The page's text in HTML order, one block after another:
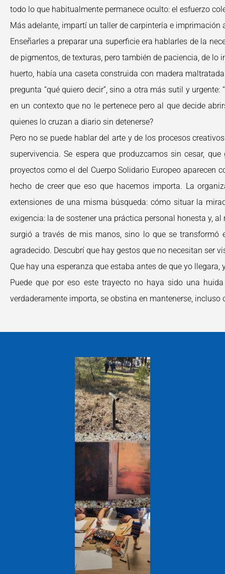
todo lo que habitualmente permanece oculto: el esfuerzo
Más adelante, impartí un taller de carpintería e
Enseñarles a preparar una superficie era hablarles de la
de pigmentos, de texturas, pero también de paciencia, de
huerto, había una caseta construida con madera
pregunta “qué quiero decir”, sino a otra más sutil y
en un contexto que no le pertenece pero al que decide
quienes lo cruzan a diario sin detenerse?
Pero no se puede hablar del arte y de los procesos
supervivencia. Se espera que produzcamos sin cesar,
proyectos como el del Cuerpo Solidario Europeo
hecho de creer que eso que hacemos importa. La
extensiones de una misma búsqueda: cómo situar la
exigencia: la de sostener una práctica personal honesta y,
surgió a través de mis manos, sino lo que se
agradecido. Descubrí que hay gestos que no necesitan ser
Que hay una esperanza que estaba antes de que yo
Puede que por eso este trayecto no haya sido una
verdaderamente importa, se obstina en mantenerse,